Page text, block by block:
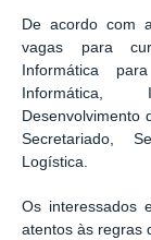
De acordo com
vagas para
Informática
Informática,
Desenvolvimento
Secretariado,
Logística.
Os interessados
atentos às regras